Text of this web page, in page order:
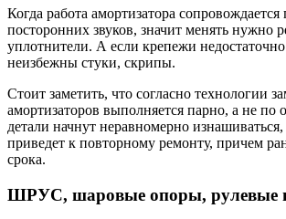
Когда работа амортизатора
посторонних звуков, значит менять нужно
уплотнители. А если крепежи
неизбежны стуки, скрипы.
Стоит заметить, что согласно технологии
амортизаторов выполняется парно, а не по
детали начнут неравномерно изнашиваться,
приведет к повторному ремонту, причем
срока.
ШРУС, шаровые опоры, рулевые